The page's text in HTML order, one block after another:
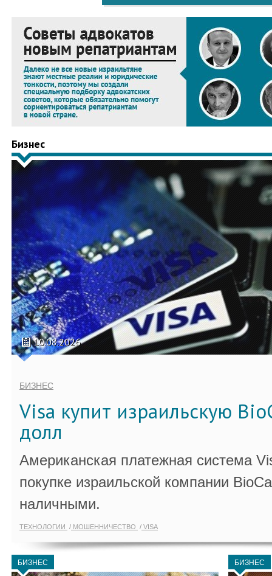
Бизнес
10.08.2026
БИЗНЕС
Visa купит израильскую
долл
Американская платежная система
покупке израильской компании
наличными.
ТЕХНОЛОГИИ МОШЕННИЧЕСТВО VISA
БИЗНЕС БИЗНЕС